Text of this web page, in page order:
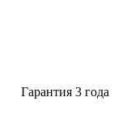
Гарантия 3 года